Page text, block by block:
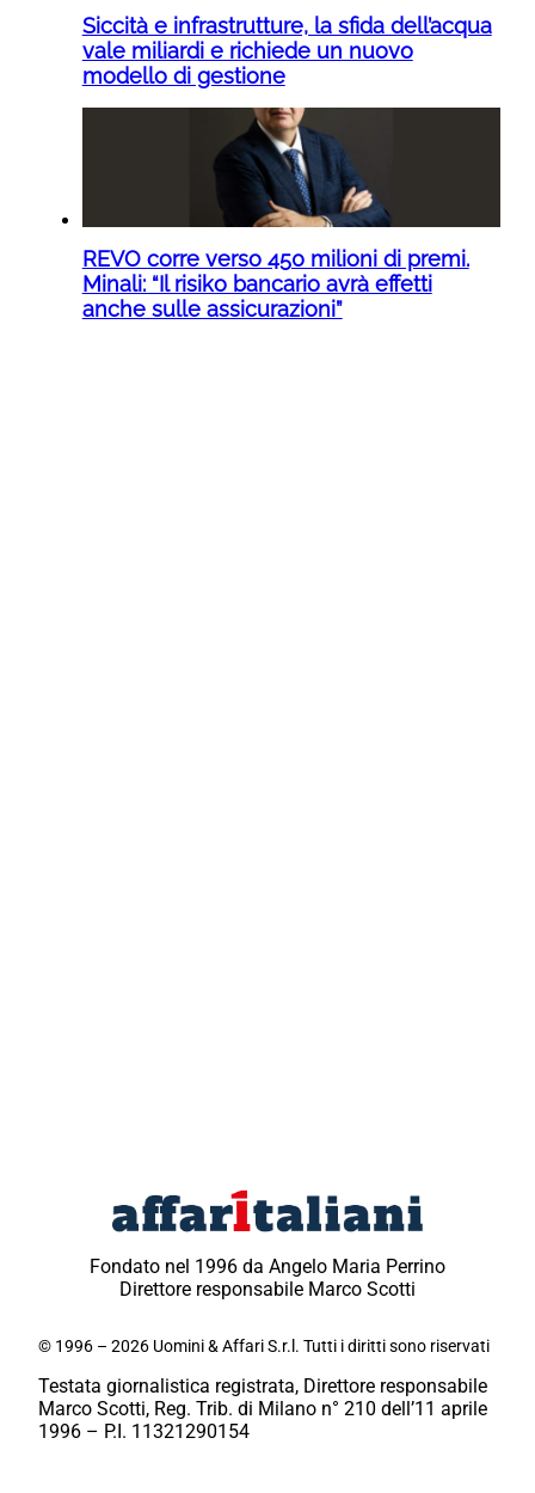
Siccità e infrastrutture, la sfida dell’acqua
vale miliardi e richiede un nuovo
modello di gestione
REVO corre verso 450 milioni di premi.
Minali: “Il risiko bancario avrà effetti
anche sulle assicurazioni”
Fondato nel 1996 da Angelo Maria Perrino
Direttore responsabile Marco Scotti
© 1996 – 2026 Uomini & Affari S.r.l. Tutti i diritti sono riservati
Testata giornalistica registrata, Direttore responsabile
Marco Scotti, Reg. Trib. di Milano n° 210 dell’11 aprile
1996 – P.I. 11321290154